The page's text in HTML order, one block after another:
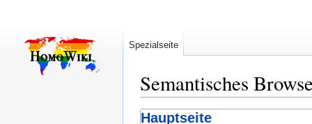
Semantisches
Zur
Zur
Hauptseite
Spezialseite